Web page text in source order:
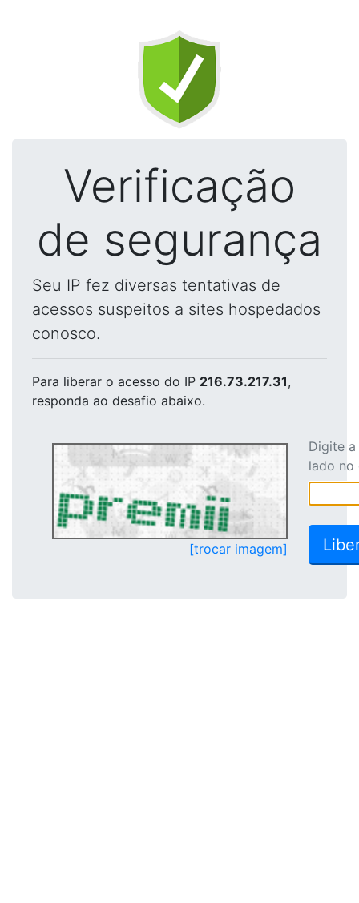
Verificação
de segurança
Seu IP fez diversas tentativas de
acessos suspeitos a sites hospedados
conosco.
Para liberar o acesso do IP 216.73.217.31,
responda ao desafio abaixo.
[trocar imagem]
Digite
lado no